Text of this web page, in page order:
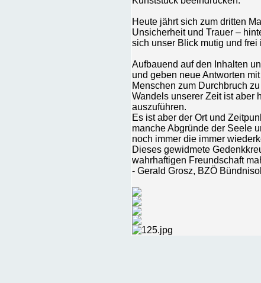
Heute jährt sich zum dritten
Unsicherheit und Trauer –
sich unser Blick mutig und frei
Aufbauend auf den Inhalten
und geben neue Antworten
Menschen zum Durchbruch
Wandels unserer Zeit ist aber
auszuführen.
Es ist aber der Ort und
manche Abgründe der Seele
noch immer die immer
Dieses gewidmete
wahrhaftigen Freundschaft
- Gerald Grosz, BZÖ